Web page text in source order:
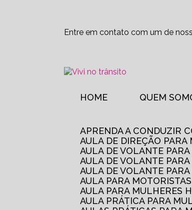
Entre em contato com um de
HOME QUEM
APRENDA A CONDUZIR
AULA DE DIREÇÃO
AULA DE VOLANTE
AULA DE VOLANTE
AULA DE VOLANTE
AULA PARA
AULA PARA MULHERES
AULA PRÁTICA PARA